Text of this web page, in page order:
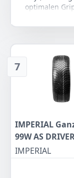
optimalen
und alle, die
Erhältlich in
Einsatz auf
7
IMPERIAL
99W AS
IMPERIAL